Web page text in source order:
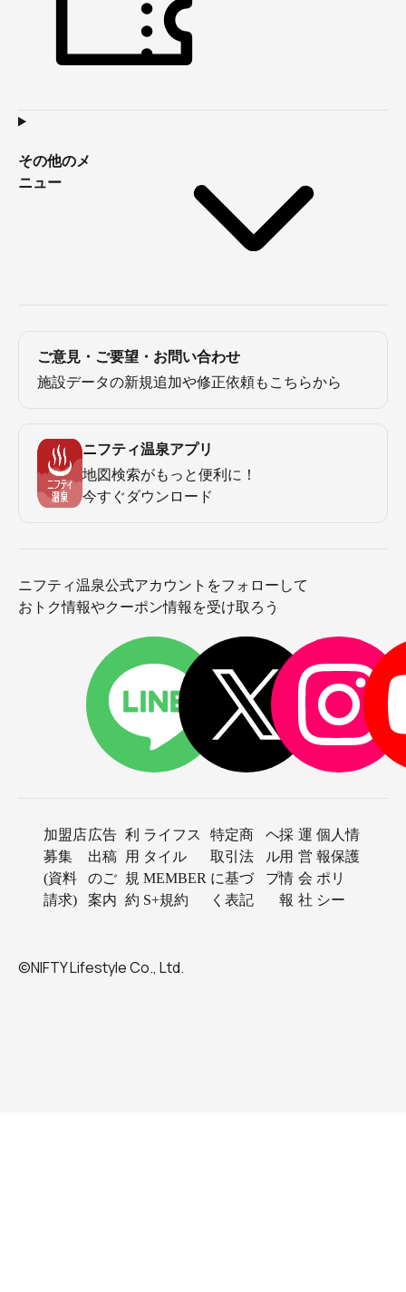
その他のメ
ニュー
ご意見・ご要望・お問い合わせ
施設データの新規追加や修正依頼もこちらから
ニフティ温泉アプリ
地図検索がもっと便利に！
今すぐダウンロード
ニフティ温泉公式アカウントをフォローして
おトク情報やクーポン情報を受け取ろう
加盟店
募集
(資料
請求)
広告
出稿
のご
案内
利
用
規
約
ライフス
タイル
MEMBER
S+規約
特定商
取引法
に基づ
く表記
ヘ
ル
プ
採
用
情
報
運
営
会
社
個人情
報保護
ポリ
シー
©NIFTY Lifestyle Co., Ltd.